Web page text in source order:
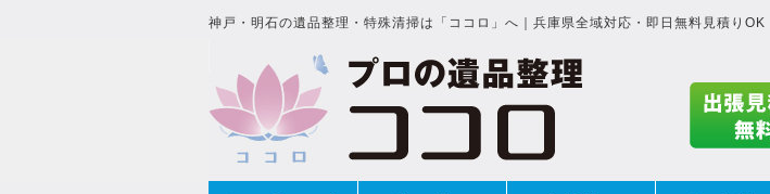
神戸・明石の遺品整理・特殊清掃は「ココロ」へ｜兵庫県全域対応・即日無料見積りOK